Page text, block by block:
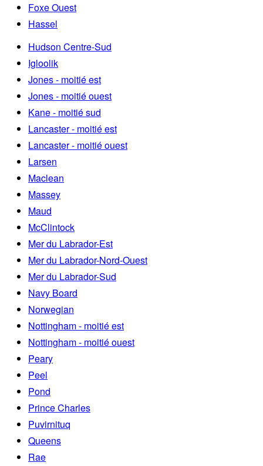
Foxe Ouest
Hassel
Hudson Centre-Sud
Igloolik
Jones - moitié est
Jones - moitié ouest
Kane - moitié sud
Lancaster - moitié est
Lancaster - moitié ouest
Larsen
Maclean
Massey
Maud
McClintock
Mer du Labrador-Est
Mer du Labrador-Nord-Ouest
Mer du Labrador-Sud
Navy Board
Norwegian
Nottingham - moitié est
Nottingham - moitié ouest
Peary
Peel
Pond
Prince Charles
Puvirnituq
Queens
Rae